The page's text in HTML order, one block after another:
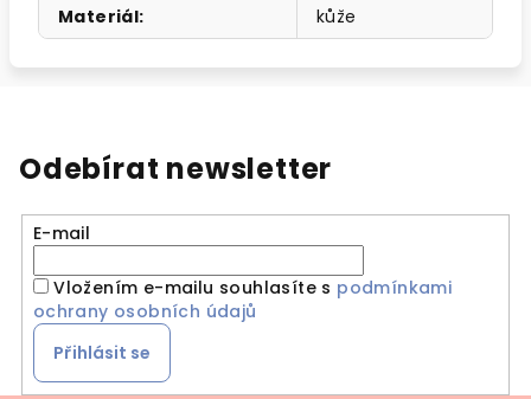
Materiál: kůže
Odebírat newsletter
E-mail
Vložením e-mailu souhlasíte s podmínkami
ochrany osobních údajů
Přihlásit se